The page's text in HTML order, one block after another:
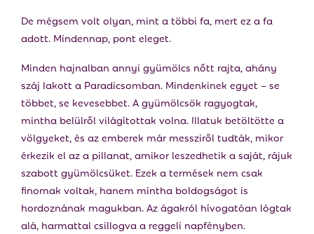
De mégsem volt olyan, mint a többi fa, mert ez a fa
adott. Mindennap, pont eleget.
Minden hajnalban annyi gyümölcs nőtt rajta, ahány
száj lakott a Paradicsomban. Mindenkinek egyet – se
többet, se kevesebbet. A gyümölcsök ragyogtak,
mintha belülről világítottak volna. Illatuk betöltötte a
völgyeket, és az emberek már messziről tudták, mikor
érkezik el az a pillanat, amikor leszedhetik a saját, rájuk
szabott gyümölcsüket. Ezek a termések nem csak
finomak voltak, hanem mintha boldogságot is
hordoznának magukban. Az ágakról hívogatóan lógtak
alá, harmattal csillogva a reggeli napfényben.